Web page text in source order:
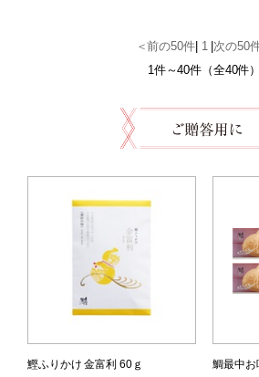
＜前の50件| 1 |次の50
1件～40件（全40件）
鰹ふりかけ 金富利 60ｇ 鯛最中お